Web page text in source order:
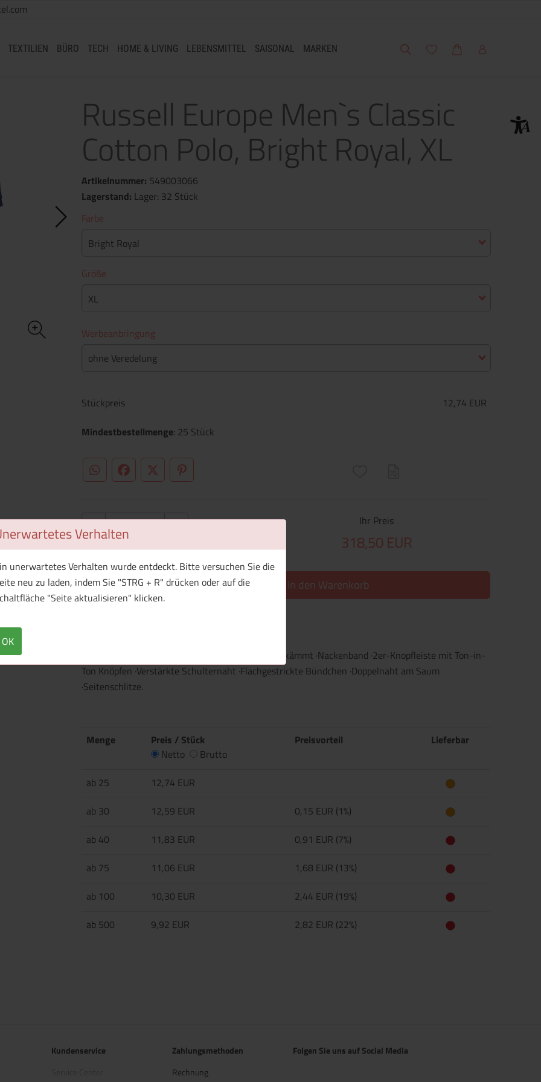
Verhalten
unerwartetes Verhalten wurde entdeckt. Bitte versuchen Sie die
neu zu laden, indem Sie "STRG + R" drücken oder auf die
"Seite aktualisieren" klicken.
OK
TEXTILIEN BÜRO TECH HOME & LIVING LEBENSMITTEL SAISONAL MARKEN Suche Meine Wunschliste
WarenkorbMein Account
Russell Europe Men`s Classic
Cotton Polo, Bright Royal, XL
Artikelnummer: 549003066
Lagerstand: Lager: 32 Stück
Farbe
Bright Royal
Größe
XL
Werbeanbringung
ohne Veredelung
Stückpreis
12,74 EUR
Mindestbestellmenge: 25 Stück
WhatsApp (#[creator\plugin\share\core\structs\SocialSharingServiceSettings]:only_chrome#)
FacebookTwitter (#[creator\plugin\share\core\structs\SocialSharingServiceSettings]:formaly_twitter#)
Pinterest
Ihr Preis
318,50 EUR
1 Muster bestellen In den Warenkorb
·200 g/m² (White: 195 g/m²) ·100% Baumwolle, gekämmt ·Nackenband ·2er-Knopfleiste mit Ton-in-
Ton Knöpfen ·Verstärkte Schulternaht ·Flachgestrickte Bündchen ·Doppelnaht am Saum
·Seitenschlitze.
Menge
Preis / Stück
Netto
Brutto
Preisvorteil Lieferbar
ab 25
12,74 EUR
ab 30
12,59 EUR
0,15 EUR (1%)
ab 40
11,83 EUR
0,91 EUR (7%)
ab 75
11,06 EUR
1,68 EUR (13%)
ab 100
10,30 EUR
2,44 EUR (19%)
ab 500
9,92 EUR 2,82 EUR (22%)
Kundenservice
Zahlungsmethoden
Rechnung
Folgen Sie uns auf Social Media